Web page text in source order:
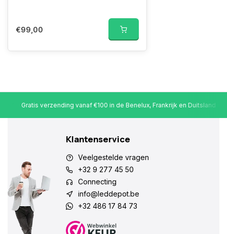
€99,00
Gratis verzending vanaf €100 in de Benelux, Frankrijk en Duitsland
Klantenservice
Veelgestelde vragen
+32 9 277 45 50
Connecting
info@leddepot.be
+32 486 17 84 73